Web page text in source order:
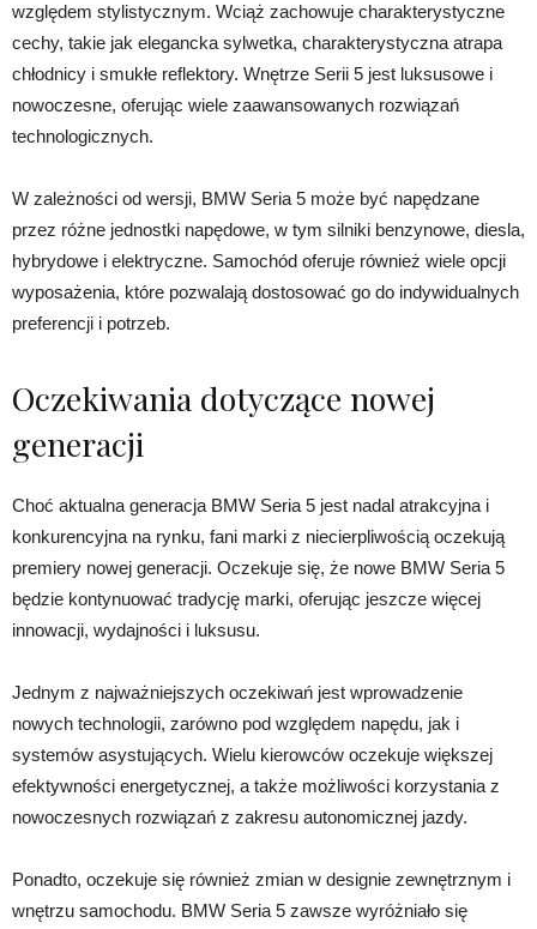
względem stylistycznym. Wciąż zachowuje charakterystyczne
cechy, takie jak elegancka sylwetka, charakterystyczna atrapa
chłodnicy i smukłe reflektory. Wnętrze Serii 5 jest luksusowe i
nowoczesne, oferując wiele zaawansowanych rozwiązań
technologicznych.
W zależności od wersji, BMW Seria 5 może być napędzane
przez różne jednostki napędowe, w tym silniki benzynowe, diesla,
hybrydowe i elektryczne. Samochód oferuje również wiele opcji
wyposażenia, które pozwalają dostosować go do indywidualnych
preferencji i potrzeb.
Oczekiwania dotyczące nowej
generacji
Choć aktualna generacja BMW Seria 5 jest nadal atrakcyjna i
konkurencyjna na rynku, fani marki z niecierpliwością oczekują
premiery nowej generacji. Oczekuje się, że nowe BMW Seria 5
będzie kontynuować tradycję marki, oferując jeszcze więcej
innowacji, wydajności i luksusu.
Jednym z najważniejszych oczekiwań jest wprowadzenie
nowych technologii, zarówno pod względem napędu, jak i
systemów asystujących. Wielu kierowców oczekuje większej
efektywności energetycznej, a także możliwości korzystania z
nowoczesnych rozwiązań z zakresu autonomicznej jazdy.
Ponadto, oczekuje się również zmian w designie zewnętrznym i
wnętrzu samochodu. BMW Seria 5 zawsze wyróżniało się